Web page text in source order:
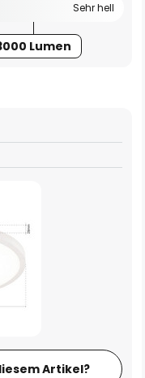
Sehr hell
Lumen
Artikel?